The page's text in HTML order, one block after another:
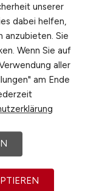
in
unserer
dabei helfen,
anzubieten. Sie
Wenn Sie auf
aller
am Ende